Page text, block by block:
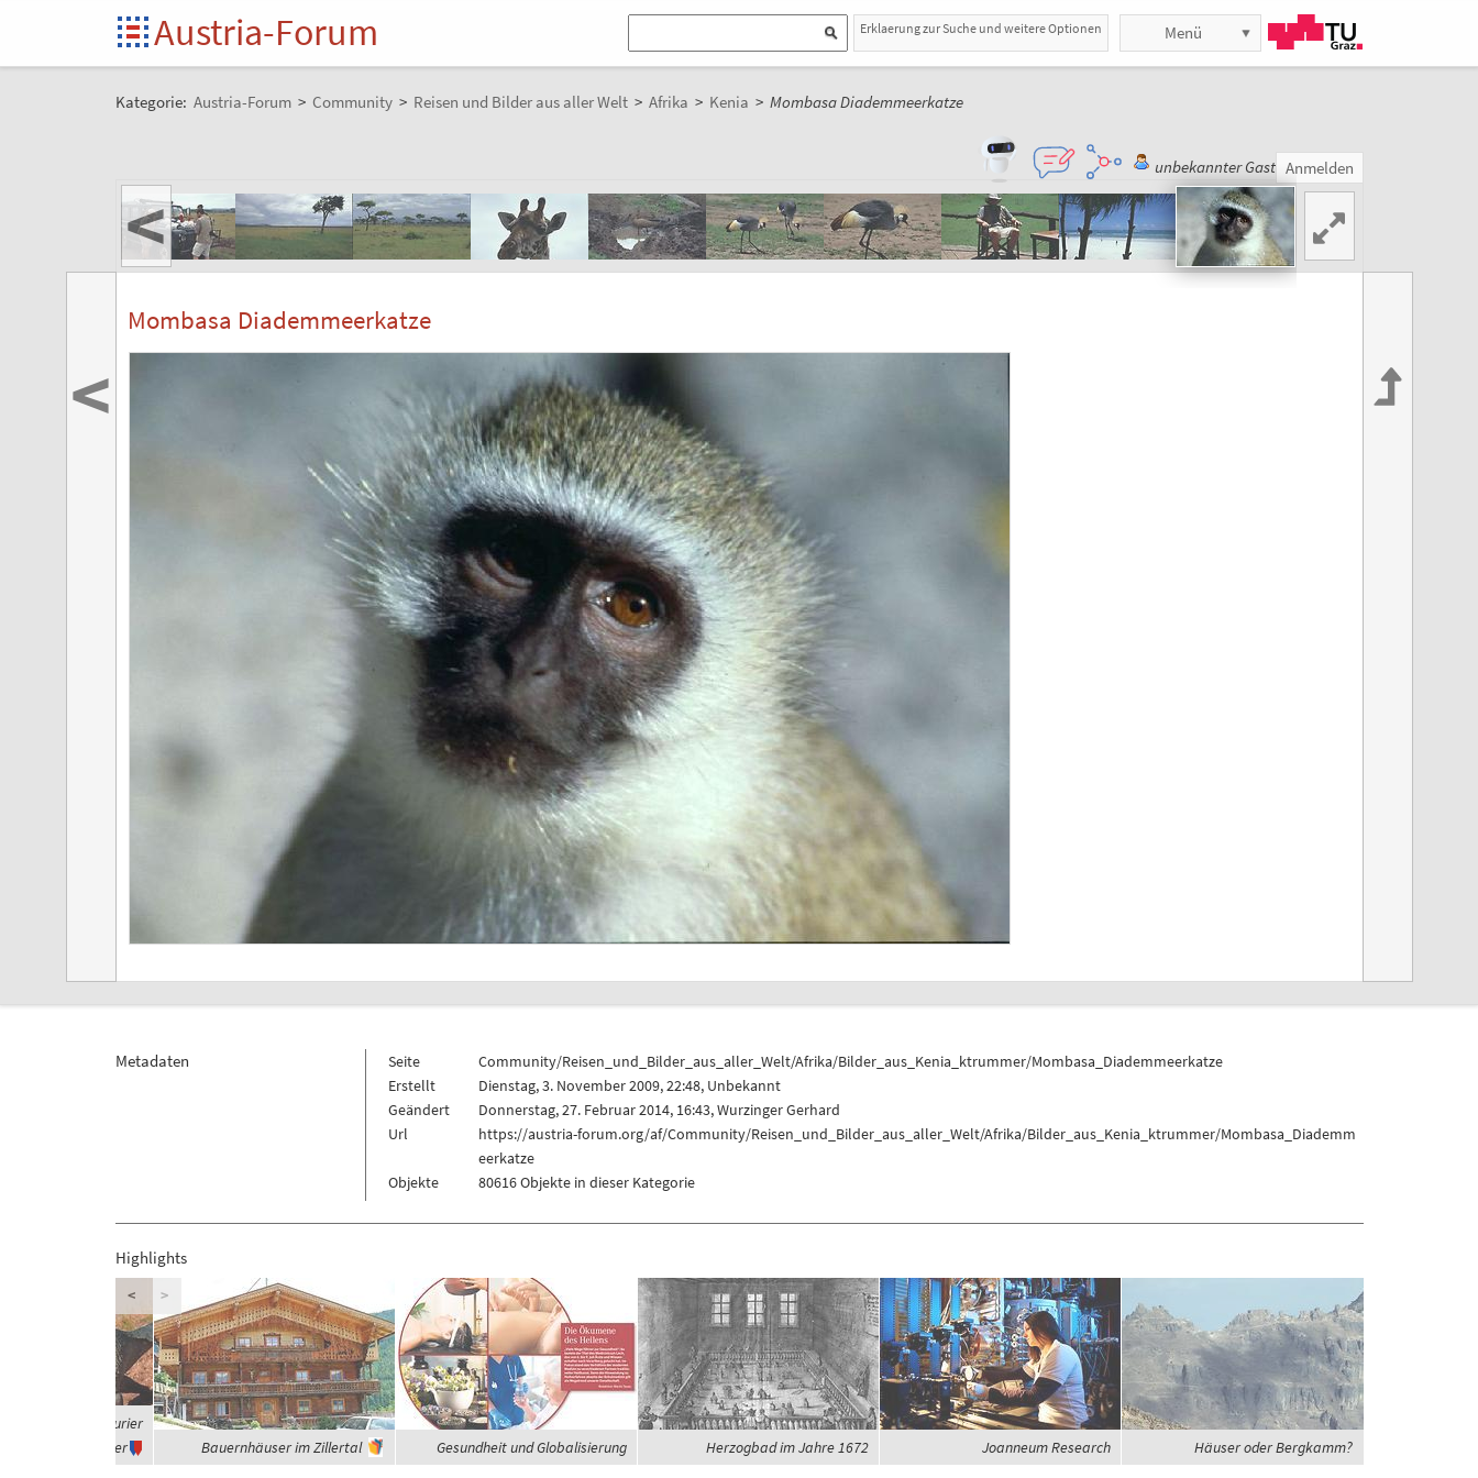
Austria-Forum Erklaerung zur Suche und weitere Optionen Menü
Kategorie: Austria-Forum > Community > Reisen und Bilder aus aller Welt > Afrika > Kenia > Mombasa Diademmeerkatze
unbekannter Gast Anmelden
<
Mombasa Diademmeerkatze
<
Metadaten Seite
Community/Reisen_und_Bilder_aus_aller_Welt/Afrika/Bilder_aus_Kenia_ktrummer/Mombasa_Diademmeerkatze
Erstellt
Dienstag, 3. November 2009, 22:48, Unbekannt
Geändert
Donnerstag, 27. Februar 2014, 16:43,Wurzinger Gerhard
Url
https://austria-forum.org/af/Community/Reisen_und_Bilder_aus_aller_Welt/Afrika/Bilder_aus_Kenia_ktrummer/Mombasa_Diademm
eerkatze
Objekte
80616 Objekte in dieser Kategorie
Highlights
waren die Dinosaurier
Vegetarier
Bauernhäuser im Zillertal Gesundheit und Globalisierung Herzogbad im Jahre 1672 Joanneum Research Häuser oder Bergkamm?
< >